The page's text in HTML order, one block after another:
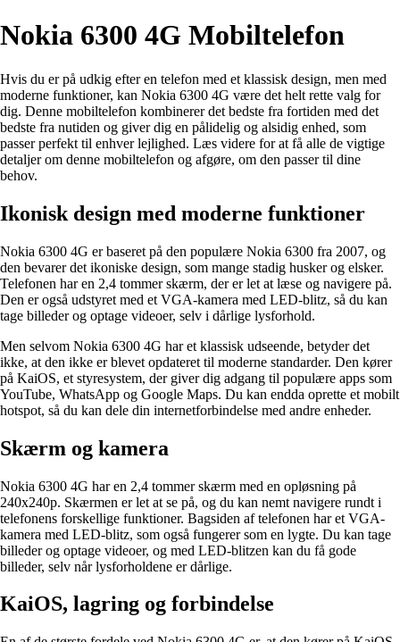
Nokia 6300 4G Mobiltelefon
Hvis du er på udkig efter en telefon med et klassisk design, men med
moderne funktioner, kan Nokia 6300 4G være det helt rette valg for
dig. Denne mobiltelefon kombinerer det bedste fra fortiden med det
bedste fra nutiden og giver dig en pålidelig og alsidig enhed, som
passer perfekt til enhver lejlighed. Læs videre for at få alle de vigtige
detaljer om denne mobiltelefon og afgøre, om den passer til dine
behov.
Ikonisk design med moderne funktioner
Nokia 6300 4G er baseret på den populære Nokia 6300 fra 2007, og
den bevarer det ikoniske design, som mange stadig husker og elsker.
Telefonen har en 2,4 tommer skærm, der er let at læse og navigere på.
Den er også udstyret med et VGA-kamera med LED-blitz, så du kan
tage billeder og optage videoer, selv i dårlige lysforhold.
Men selvom Nokia 6300 4G har et klassisk udseende, betyder det
ikke, at den ikke er blevet opdateret til moderne standarder. Den kører
på KaiOS, et styresystem, der giver dig adgang til populære apps som
YouTube, WhatsApp og Google Maps. Du kan endda oprette et mobilt
hotspot, så du kan dele din internetforbindelse med andre enheder.
Skærm og kamera
Nokia 6300 4G har en 2,4 tommer skærm med en opløsning på
240x240p. Skærmen er let at se på, og du kan nemt navigere rundt i
telefonens forskellige funktioner. Bagsiden af telefonen har et VGA-
kamera med LED-blitz, som også fungerer som en lygte. Du kan tage
billeder og optage videoer, og med LED-blitzen kan du få gode
billeder, selv når lysforholdene er dårlige.
KaiOS, lagring og forbindelse